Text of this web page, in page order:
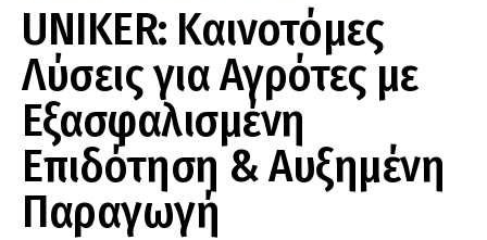
UNIKER: Καινοτόμες
Λύσεις για Αγρότες με
Εξασφαλισμένη
Επιδότηση & Αυξημένη
Παραγωγή